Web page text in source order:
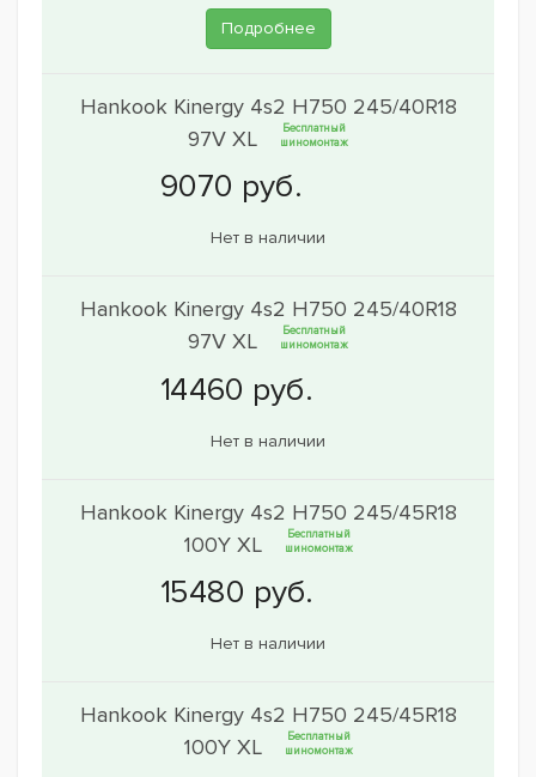
Подробнее
Hankook Kinergy 4s2 H750 245/40R18
97V XL
Бесплатный
шиномонтаж
Нет в наличии
Hankook Kinergy 4s2 H750 245/40R18
97V XL
Бесплатный
шиномонтаж
Нет в наличии
Hankook Kinergy 4s2 H750 245/45R18
100Y XL
Бесплатный
шиномонтаж
Нет в наличии
Hankook Kinergy 4s2 H750 245/45R18
100Y XL
Бесплатный
шиномонтаж